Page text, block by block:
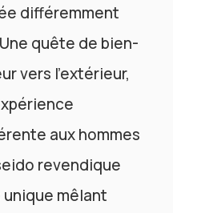
différemment
quête de bien-
vers l’extérieur,
aux hommes
revendique
mêlant